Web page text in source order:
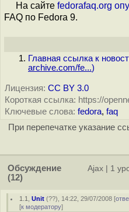
На сайте fedorafaq.org
FAQ по Fedora 9.
Главная ссылка к
archive.com/fe...)
Лицензия: CC BY 3.0
Короткая ссылка: https://
Ключевые слова: fedora, faq
При перепечатке указание
Обсуждение
(12)
Ajax 1
1.1 ,Unit (??), 14:22, 29/07/2008 [
[к модератору]